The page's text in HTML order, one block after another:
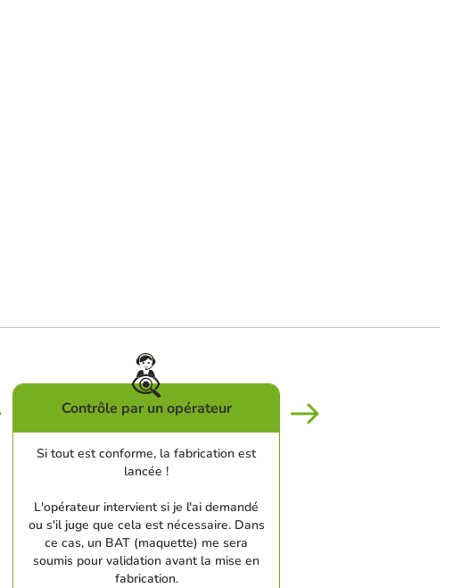
Contrôle par un opérateur
Si tout est conforme, la fabrication est
lancée !
L'opérateur intervient si je l'ai demandé
ou s'il juge que cela est nécessaire. Dans
ce cas, un BAT (maquette) me sera
soumis pour validation avant la mise en
fabrication.